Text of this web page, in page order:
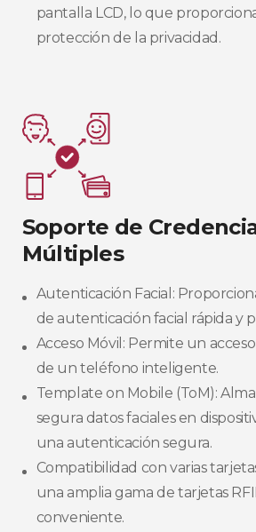
pantalla LCD, lo que
protección de la privacidad.​
Soporte de
Múltiples​
Autenticación Facial:
de autenticación facial rápida y
Acceso Móvil: Permite un
de un teléfono inteligente.​
Template on Mobile (ToM):
segura datos faciales en
una autenticación segura.​
Compatibilidad con varias
una amplia gama de tarjetas
conveniente.​